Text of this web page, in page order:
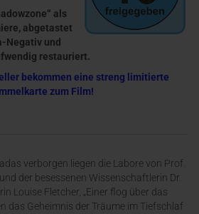
als
abgetastet
Negativ und
restauriert.
bekommen eine streng limitierte
zum Film!
verborgen liegen die Labore von Prof.
der besessenen Wissenschaftlerin Dr.
Louise Fletcher, „Einer flog über das
das Geheimnis der Träume im Tiefschlaf